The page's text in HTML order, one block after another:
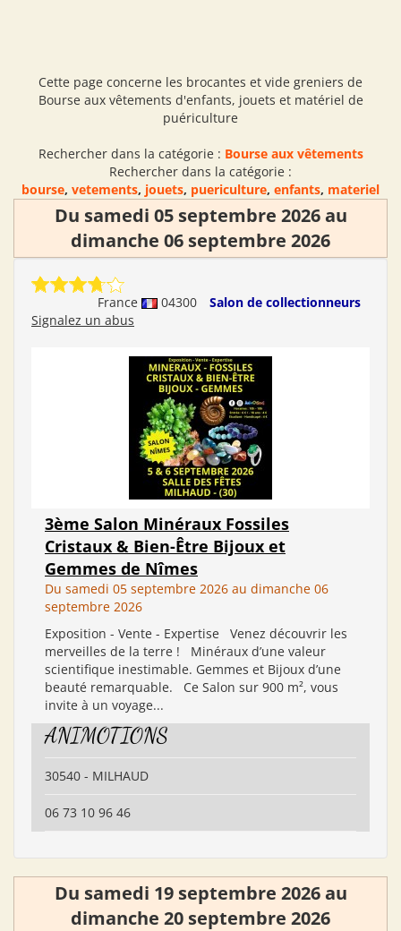
Cette page concerne les brocantes et vide greniers de
Bourse aux vêtements d'enfants, jouets et matériel de
puériculture
Rechercher dans la catégorie : Bourse aux vêtements
Rechercher dans la catégorie :
bourse, vetements, jouets, puericulture, enfants, materiel
Du samedi 05 septembre 2026 au
dimanche 06 septembre 2026
France 04300
Salon de collectionneurs
Signalez un abus
3ème Salon Minéraux Fossiles
Cristaux & Bien-Être Bijoux et
Gemmes de Nîmes
Du samedi 05 septembre 2026 au dimanche 06
septembre 2026
Exposition - Vente - Expertise Venez découvrir les
merveilles de la terre ! Minéraux d’une valeur
scientifique inestimable. Gemmes et Bijoux d’une
beauté remarquable. Ce Salon sur 900 m², vous
invite à un voyage...
ANIMOTIONS
30540 - MILHAUD
06 73 10 96 46
Du samedi 19 septembre 2026 au
dimanche 20 septembre 2026